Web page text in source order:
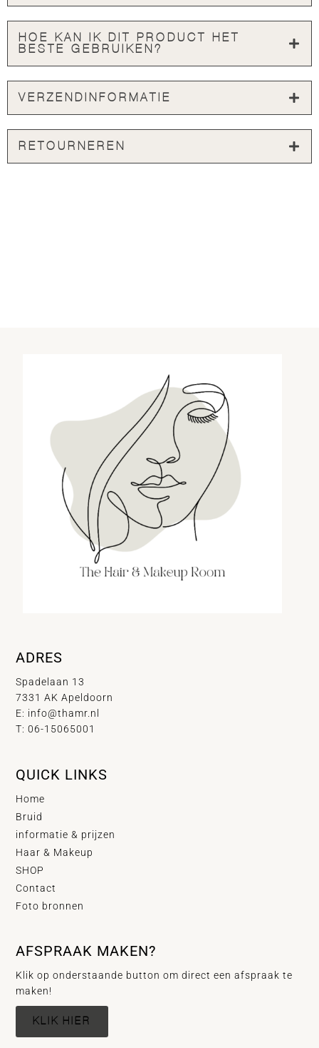
HOE KAN IK DIT PRODUCT HET
BESTE GEBRUIKEN?
VERZENDINFORMATIE
RETOURNEREN
ADRES
Spadelaan 13
7331 AK Apeldoorn
E: info@thamr.nl
T: 06-15065001
QUICK LINKS
Home
Bruid
informatie & prijzen
Haar & Makeup
SHOP
Contact
Foto bronnen
AFSPRAAK MAKEN?
Klik op onderstaande button om direct een afspraak te
maken!
KLIK HIER